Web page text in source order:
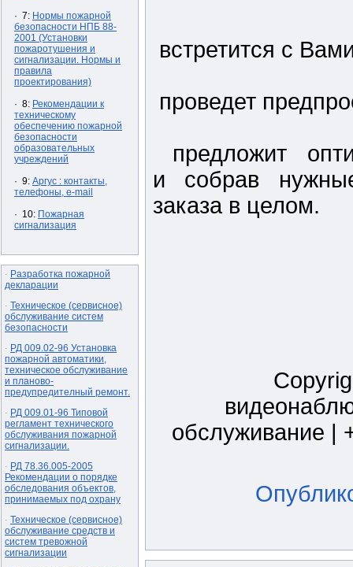
· 7: Нормы пожарной
безопасности НПБ 88-
2001 (Установки
пожаротушения и
сигнализации. Нормы и
правила
проектирования)
· 8: Рекомендации к
техническому
обеспечению пожарной
безопасности
образовательных
учреждений
· 9: Аргус : контакты,
телефоны, e-mail
· 10: Пожарная
сигнализация
· Разработка пожарной
декларации
· Техническое (сервисное)
обслуживание систем
безопасности
· РД 009.02-96 Установка
пожарной автоматики,
техническое обслуживание
и планово-
предупредителный ремонт.
· РД 009.01-96 Типовой
регламент технического
обслуживания пожарной
сигнализации.
· РД 78.36.005-2005
Рекомендации о порядке
обследования объектов,
принимаемых под охрану
· Техническое (сервисное)
обслуживание средств и
систем тревожной
сигнализации
встретится с
проведет
предложит
и собрав
заказа в целом.
обслуживание |